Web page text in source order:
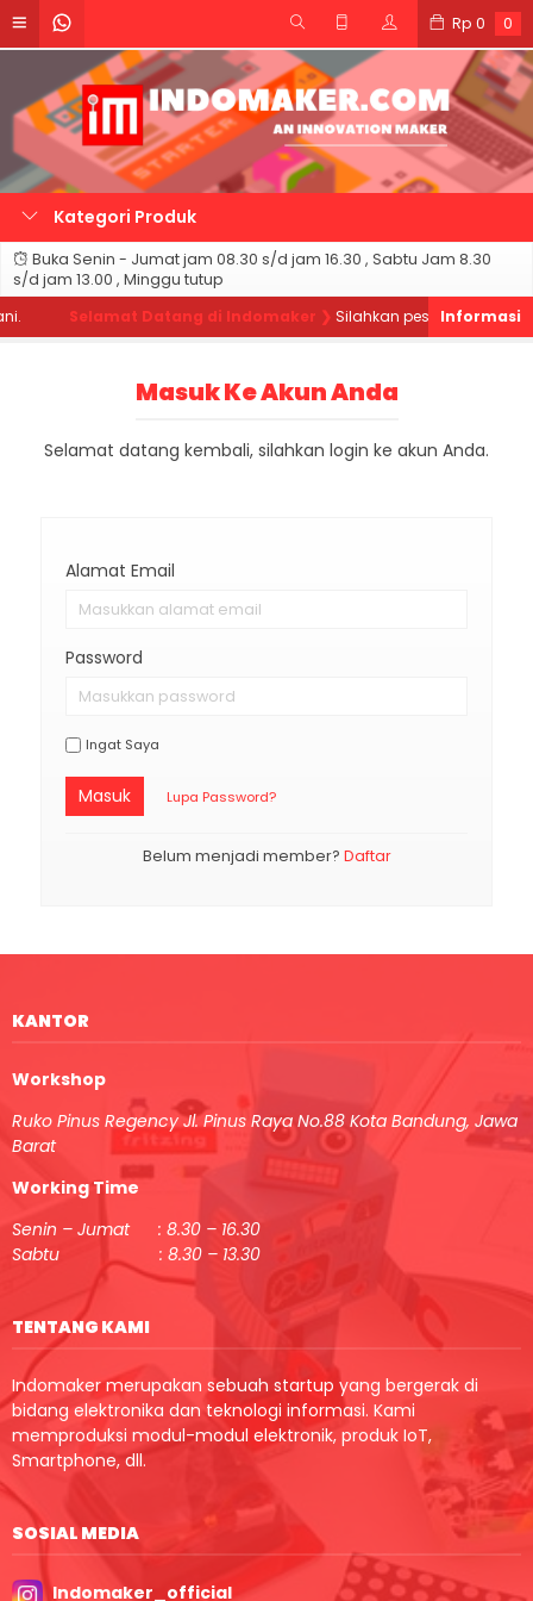
Rp 0 0
Kategori Produk
Buka Senin - Jumat jam 08.30 s/d jam 16.30 , Sabtu Jam 8.30
s/d jam 13.00 , Minggu tutup
Selamat Datang di Indomaker ❯ Silahkan pesan produk
Masuk Ke Akun Anda
Selamat datang kembali, silahkan login ke akun Anda.
Alamat Email
Password
Ingat Saya
Masuk Lupa Password?
Belum menjadi member? Daftar
KANTOR
Workshop
Ruko Pinus Regency Jl. Pinus Raya No.88 Kota Bandung, Jawa
Barat
Working Time
Senin – Jumat : 8.30 – 16.30
Sabtu : 8.30 – 13.30
TENTANG KAMI
Indomaker merupakan sebuah startup yang bergerak di
bidang elektronika dan teknologi informasi. Kami
memproduksi modul-modul elektronik, produk IoT,
Smartphone, dll.
SOSIAL MEDIA
Indomaker_official